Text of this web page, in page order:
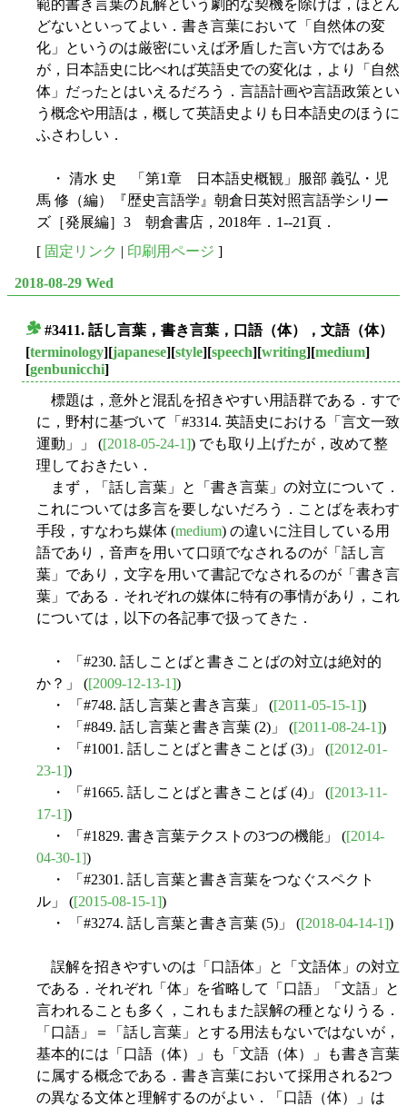
範的書き言葉の瓦解という劇的な契機を除けば，ほとん
どないといってよい．書き言葉において「自然体の変
化」というのは厳密にいえば矛盾した言い方ではある
が，日本語史に比べれば英語史での変化は，より「自然
体」だったとはいえるだろう．言語計画や言語政策とい
う概念や用語は，概して英語史よりも日本語史のほうに
ふさわしい．
・ 清水 史 「第1章 日本語史概観」服部 義弘・児
馬 修（編）『歴史言語学』朝倉日英対照言語学シリー
ズ［発展編］3 朝倉書店，2018年．1--21頁．
[ 固定リンク 印刷用ページ ]
2018-08-29 Wed
#3411. 話し言葉，書き言葉，口語（体），文語（体）
[terminology][japanese][style][speech][writing][medium]
[genbunicchi]
標題は，意外と混乱を招きやすい用語群である．すで
に，野村に基づいて「#3314. 英語史における「言文一致
運動」」 ([2018-05-24-1]) でも取り上げたが，改めて整
理しておきたい．
まず，「話し言葉」と「書き言葉」の対立について．
これについては多言を要しないだろう．ことばを表わす
手段，すなわち媒体 (medium) の違いに注目している用
語であり，音声を用いて口頭でなされるのが「話し言
葉」であり，文字を用いて書記でなされるのが「書き言
葉」である．それぞれの媒体に特有の事情があり，これ
については，以下の各記事で扱ってきた．
・ 「#230. 話しことばと書きことばの対立は絶対的
か？」 ([2009-12-13-1])
・ 「#748. 話し言葉と書き言葉」 ([2011-05-15-1])
・ 「#849. 話し言葉と書き言葉 (2)」 ([2011-08-24-1])
・ 「#1001. 話しことばと書きことば (3)」 ([2012-01-
23-1])
・ 「#1665. 話しことばと書きことば (4)」 ([2013-11-
17-1])
・ 「#1829. 書き言葉テクストの3つの機能」 ([2014-
04-30-1])
・ 「#2301. 話し言葉と書き言葉をつなぐスペクト
ル」 ([2015-08-15-1])
・ 「#3274. 話し言葉と書き言葉 (5)」 ([2018-04-14-1])
誤解を招きやすいのは「口語体」と「文語体」の対立
である．それぞれ「体」を省略して「口語」「文語」と
言われることも多く，これもまた誤解の種となりうる．
「口語」＝「話し言葉」とする用法もないではないが，
基本的には「口語（体）」も「文語（体）」も書き言葉
に属する概念である．書き言葉において採用される2つ
の異なる文体と理解するのがよい．「口語（体）」は